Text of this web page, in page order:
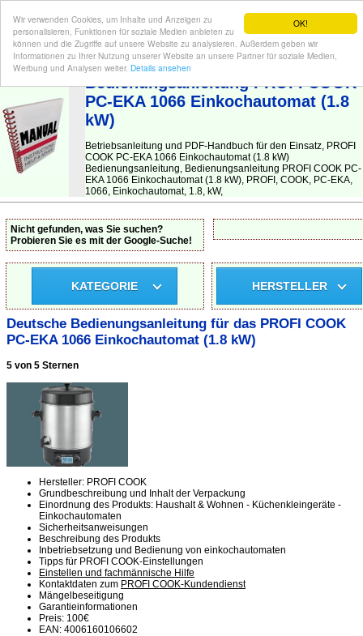
OK!
Wir verwenden Cookies, um Inhalte und Anzeigen zu
personalisieren, Funktionen für soziale Medien anbieten zu
können und die Zugriffe auf unsere Website zu analysieren. Außerdem geben wir
Informationen zu Ihrer Nutzung unserer Website an unsere Partner für soziale Medien,
Werbung und Analysen weiter. Details ansehen
BEDIENUNGSANLEITUNG| Hier finden Sie die deutsche Anleitung!
Bedienungsanleitung PROFI COOK
PC-EKA 1066 Einkochautomat (1.8
kW)
Betriebsanleitung und PDF-Handbuch für den Einsatz, PROFI
COOK PC-EKA 1066 Einkochautomat (1.8 kW)
Bedienungsanleitung, Bedienungsanleitung PROFI COOK PC-
EKA 1066 Einkochautomat (1.8 kW), PROFI, COOK, PC-EKA,
1066, Einkochautomat, 1.8, kW,
Nicht gefunden, was Sie suchen?
Probieren Sie es mit der Google-Suche!
KATEGORIE HERSTELLER
Deutsche Bedienungsanleitung für das PROFI COOK
PC-EKA 1066 Einkochautomat (1.8 kW)
5 von 5 Sternen
Hersteller: PROFI COOK
Grundbeschreibung und Inhalt der Verpackung
Einordnung des Produkts: Haushalt & Wohnen - Küchenkleingeräte -
Einkochautomaten
Sicherheitsanweisungen
Beschreibung des Produkts
Inbetriebsetzung und Bedienung von einkochautomaten
Tipps für PROFI COOK-Einstellungen
Einstellen und fachmännische Hilfe
Kontaktdaten zum PROFI COOK-Kundendienst
Mängelbeseitigung
Garantieinformationen
Preis: 100€
EAN: 4006160106602